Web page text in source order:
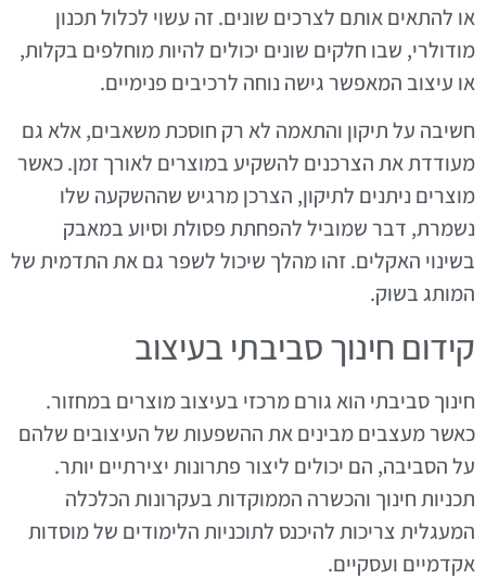
או להתאים אותם לצרכים שונים. זה עשוי לכלול תכנון
מודולרי, שבו חלקים שונים יכולים להיות מוחלפים בקלות,
או עיצוב המאפשר גישה נוחה לרכיבים פנימיים.
חשיבה על תיקון והתאמה לא רק חוסכת משאבים, אלא גם
מעודדת את הצרכנים להשקיע במוצרים לאורך זמן. כאשר
מוצרים ניתנים לתיקון, הצרכן מרגיש שההשקעה שלו
נשמרת, דבר שמוביל להפחתת פסולת וסיוע במאבק
בשינוי האקלים. זהו מהלך שיכול לשפר גם את התדמית של
המותג בשוק.
קידום חינוך סביבתי בעיצוב
חינוך סביבתי הוא גורם מרכזי בעיצוב מוצרים במחזור.
כאשר מעצבים מבינים את ההשפעות של העיצובים שלהם
על הסביבה, הם יכולים ליצור פתרונות יצירתיים יותר.
תכניות חינוך והכשרה הממוקדות בעקרונות הכלכלה
המעגלית צריכות להיכנס לתוכניות הלימודים של מוסדות
אקדמיים ועסקיים.